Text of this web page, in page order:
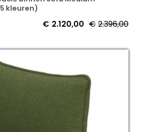
kleuren)
€ 2.396,00
€ 2.120,00